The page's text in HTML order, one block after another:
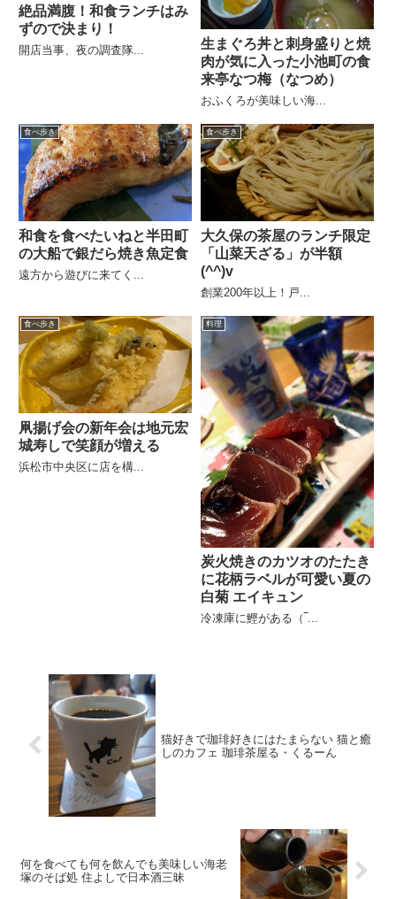
絶品満腹！和食ランチはみ
ずので決まり！
開店当事、夜の調査隊...
生まぐろ丼と刺身盛りと焼
肉が気に入った小池町の食
来亭なつ梅（なつめ）
おふくろが美味しい海...
食べ歩き
和食を食べたいねと半田町
の大船で銀だら焼き魚定食
遠方から遊びに来てく...
食べ歩き
大久保の茶屋のランチ限定
「山菜天ざる」が半額
(^^)v
創業200年以上！戸...
食べ歩き
凧揚げ会の新年会は地元宏
城寿しで笑顔が増える
浜松市中央区に店を構...
料理
炭火焼きのカツオのたたき
に花柄ラベルが可愛い夏の
白菊 エイキュン
冷凍庫に鰹がある（‾...
猫好きで珈琲好きにはたまらない 猫と癒
しのカフェ 珈琲茶屋る・くるーん
何を食べても何を飲んでも美味しい海老
塚のそば処 住よしで日本酒三昧